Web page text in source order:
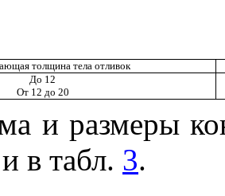
толщина тела отливок
До 12
От 12 до 20
и размеры
и в табл. 3.